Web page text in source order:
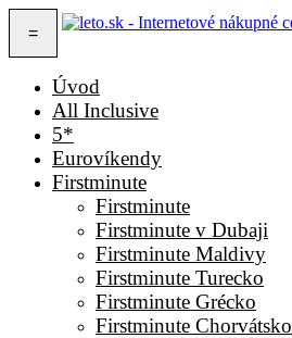
=
Úvod
All Inclusive
5*
Eurovíkendy
Firstminute
Firstminute
Firstminute v Dubaji
Firstminute Maldivy
Firstminute Turecko
Firstminute Grécko
Firstminute Chorvátsko